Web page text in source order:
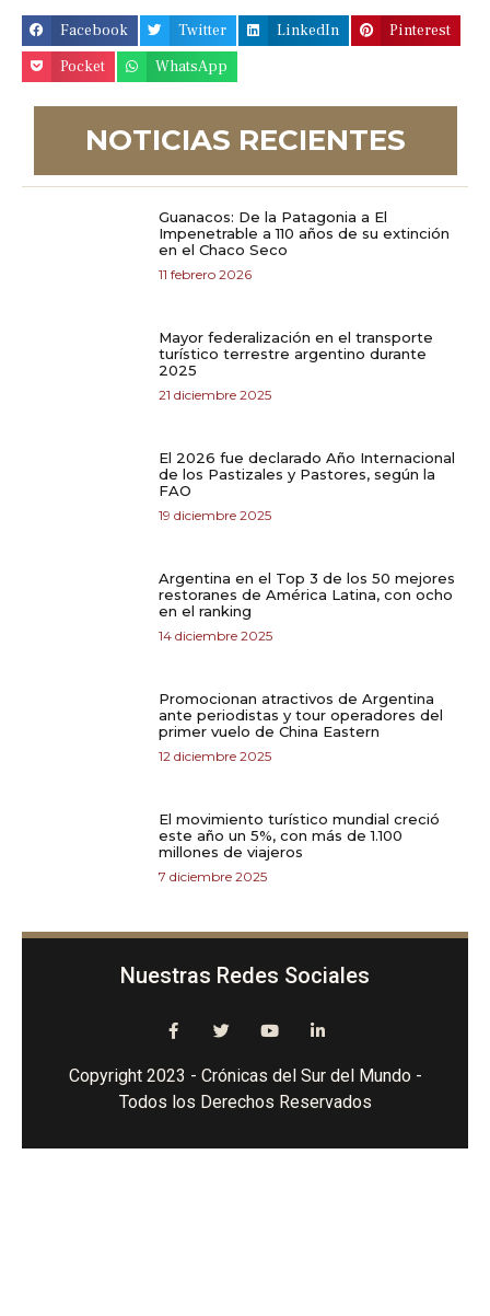
Facebook Twitter LinkedIn
Pinterest
Pocket
WhatsApp
NOTICIAS RECIENTES
Guanacos: De la Patagonia a El
Impenetrable a 110 años de su extinción
en el Chaco Seco
11 febrero 2026
Mayor federalización en el transporte
turístico terrestre argentino durante
2025
21 diciembre 2025
El 2026 fue declarado Año Internacional
de los Pastizales y Pastores, según la
FAO
19 diciembre 2025
Argentina en el Top 3 de los 50 mejores
restoranes de América Latina, con ocho
en el ranking
14 diciembre 2025
Promocionan atractivos de Argentina
ante periodistas y tour operadores del
primer vuelo de China Eastern
12 diciembre 2025
El movimiento turístico mundial creció
este año un 5%, con más de 1.100
millones de viajeros
7 diciembre 2025
Nuestras Redes Sociales
Copyright 2023 - Crónicas del Sur del Mundo -
Todos los Derechos Reservados